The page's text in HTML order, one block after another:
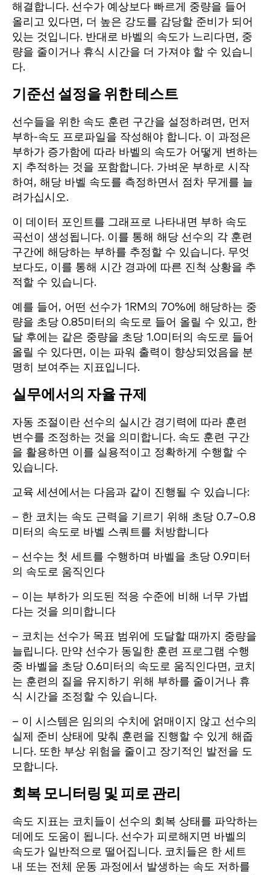
해결합니다. 선수가 예상보다 빠르게 중량을 들어
올리고 있다면, 더 높은 강도를 감당할 준비가 되어
있는 것입니다. 반대로 바벨의 속도가 느리다면, 중
량을 줄이거나 휴식 시간을 더 가져야 할 수 있습니
다.
기준선 설정을 위한 테스트
선수들을 위한 속도 훈련 구간을 설정하려면, 먼저
부하-속도 프로파일을 작성해야 합니다. 이 과정은
부하가 증가함에 따라 바벨의 속도가 어떻게 변하는
지 추적하는 것을 포함합니다. 가벼운 부하로 시작
하여, 해당 바벨 속도를 측정하면서 점차 무게를 늘
려가십시오.
이 데이터 포인트를 그래프로 나타내면 부하 속도
곡선이 생성됩니다. 이를 통해 해당 선수의 각 훈련
구간에 해당하는 부하를 추정할 수 있습니다. 무엇
보다도, 이를 통해 시간 경과에 따른 진척 상황을 추
적할 수 있습니다.
예를 들어, 어떤 선수가 1RM의 70%에 해당하는 중
량을 초당 0.85미터의 속도로 들어 올릴 수 있고, 한
달 후에는 같은 중량을 초당 1.0미터의 속도로 들어
올릴 수 있다면, 이는 파워 출력이 향상되었음을 분
명히 보여주는 지표입니다.
실무에서의 자율 규제
자동 조절이란 선수의 실시간 경기력에 따라 훈련
변수를 조정하는 것을 의미합니다. 속도 훈련 구간
을 활용하면 이를 실용적이고 정확하게 수행할 수
있습니다.
교육 세션에서는 다음과 같이 진행될 수 있습니다:
– 한 코치는 속도 근력을 기르기 위해 초당 0.7~0.8
미터의 속도로 바벨 스쿼트를 처방합니다
– 선수는 첫 세트를 수행하며 바벨을 초당 0.9미터
의 속도로 움직인다
– 이는 부하가 의도된 적응 수준에 비해 너무 가볍
다는 것을 의미합니다
– 코치는 선수가 목표 범위에 도달할 때까지 중량을
늘립니다. 만약 선수가 동일한 훈련 프로그램 수행
중 바벨을 초당 0.6미터의 속도로 움직인다면, 코치
는 훈련의 질을 유지하기 위해 부하를 줄이거나 휴
식 시간을 조정할 수 있습니다.
– 이 시스템은 임의의 수치에 얽매이지 않고 선수의
실제 준비 상태에 맞춰 훈련을 진행할 수 있게 해줍
니다. 또한 부상 위험을 줄이고 장기적인 발전을 도
모합니다.
회복 모니터링 및 피로 관리
속도 지표는 코치들이 선수의 회복 상태를 파악하는
데에도 도움이 됩니다. 선수가 피로해지면 바벨의
속도가 일반적으로 떨어집니다. 코치들은 한 세트
내 또는 전체 운동 과정에서 발생하는 속도 저하를